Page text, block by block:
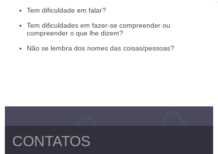
Tem dificuldade em falar?
Tem dificuldades em fazer-se compreender ou
compreender o que lhe dizem?
Não se lembra dos nomes das coisas/pessoas?
CONTATOS